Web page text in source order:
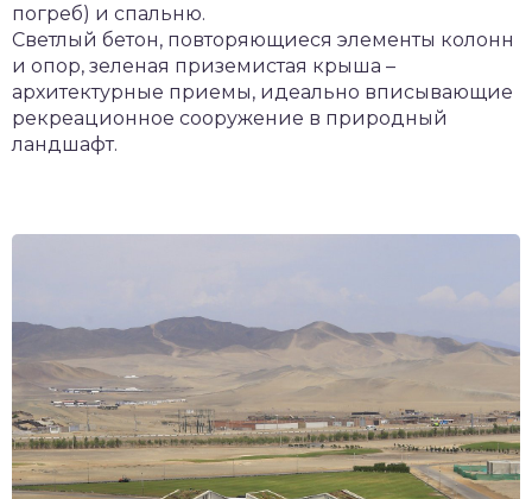
погреб) и спальню.
Светлый бетон, повторяющиеся элементы колонн
и опор, зеленая приземистая крыша –
архитектурные приемы, идеально вписывающие
рекреационное сооружение в природный
ландшафт.